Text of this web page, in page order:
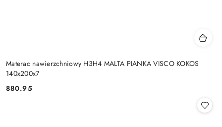
Materac nawierzchniowy H3H4 MALTA PIANKA VISCO KOKOS
140x200x7
Cena:
880.95